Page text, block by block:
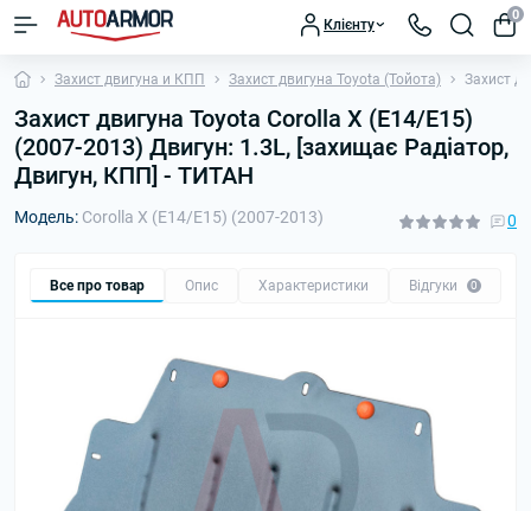
Клієнту
0
Захист двигуна и КПП Захист двигуна Toyota (Тойота) Захист
Захист двигуна Toyota Corolla X (E14/E15)
(2007-2013) Двигун: 1.3L, [захищає Радіатор,
Двигун, КПП] - ТИТАН
Модель: Corolla X (E14/E15) (2007-2013) 0
Все про товар Опис Характеристики Відгуки 0